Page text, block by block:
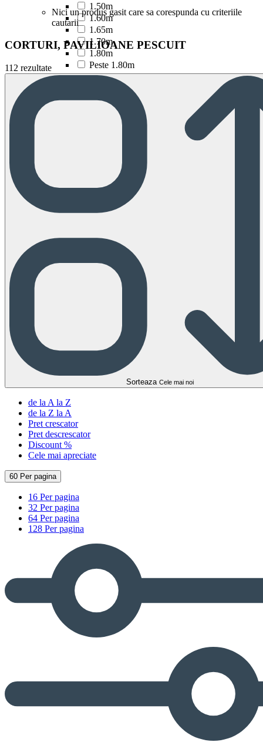
1.50m
1.60m
1.65m
1.70m
1.80m
Peste 1.80m
Nici un produs gasit care sa corespunda cu criteriile
cautarii
CORTURI, PAVILIOANE PESCUIT
112 rezultate
Sorteaza Cele mai noi
de la A la Z
de la Z la A
Pret crescator
Pret descrescator
Discount %
Cele mai apreciate
60 Per pagina
16 Per pagina
32 Per pagina
64 Per pagina
128 Per pagina